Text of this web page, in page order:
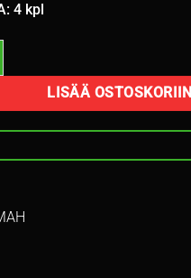
4 kpl
KR72,6 L8" määrä
LISÄÄ OSTOSKORIIN